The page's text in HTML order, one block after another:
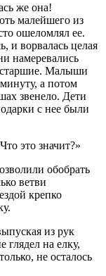
же она!
малейшего из
ошеломлял ее.
и ворвалась целая
намеревались
старшие. Малыши
а потом
звенело. Дети
с нее были
это значит?»
обобрать
ветви
крепко
из рук
на елку,
не осталось